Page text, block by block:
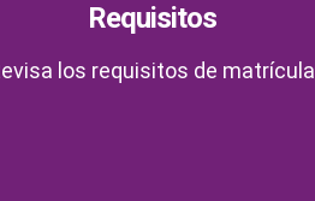
Requisitos
los requisitos de matrícula